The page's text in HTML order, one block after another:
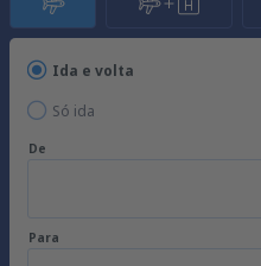
Ida e volta
Só ida
De
Para